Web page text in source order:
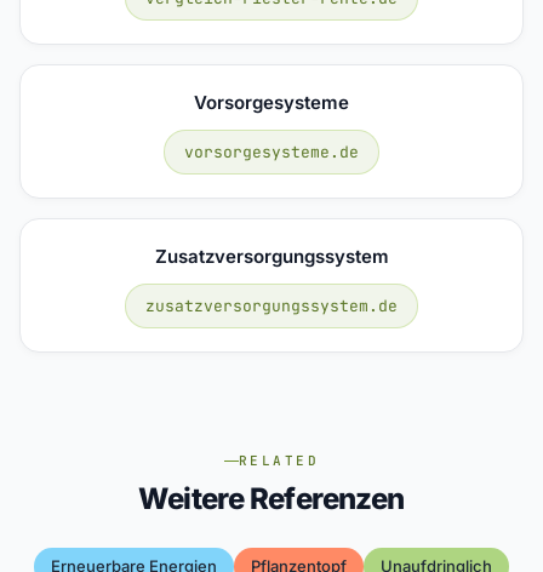
Vorsorgesysteme
vorsorgesysteme.de
Zusatzversorgungssystem
zusatzversorgungssystem.de
RELATED
Weitere Referenzen
Erneuerbare Energien Pflanzentopf Unaufdringlich